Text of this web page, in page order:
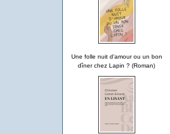
Une folle nuit d'amour ou un bon
dîner chez Lapin ? (Roman)